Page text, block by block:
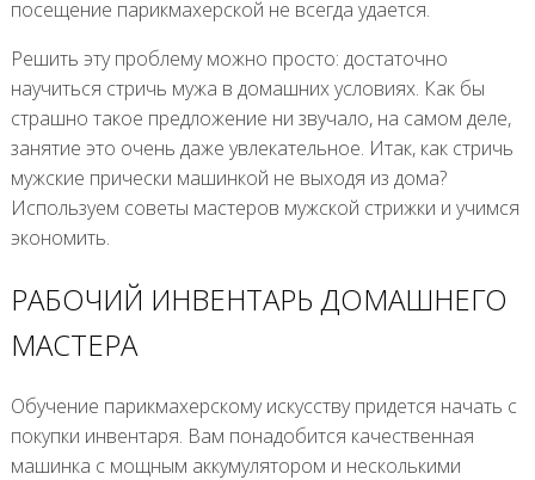
посещение парикмахерской не всегда удается.
Решить эту проблему можно просто: достаточно
научиться стричь мужа в домашних условиях. Как бы
страшно такое предложение ни звучало, на самом деле,
занятие это очень даже увлекательное. Итак, как стричь
мужские прически машинкой не выходя из дома?
Используем советы мастеров мужской стрижки и учимся
экономить.
РАБОЧИЙ ИНВЕНТАРЬ ДОМАШНЕГО
МАСТЕРА
Обучение парикмахерскому искусству придется начать с
покупки инвентаря. Вам понадобится качественная
машинка с мощным аккумулятором и несколькими